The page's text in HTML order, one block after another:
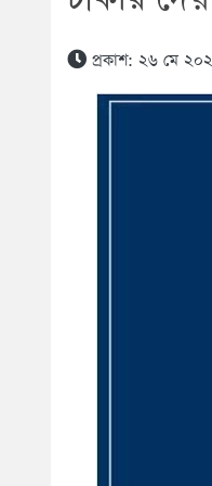
প্রকাশ: ২৬ মে